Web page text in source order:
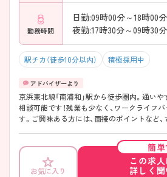
勤務時間
日勤:09時00分～18時00分
夜勤:17時30分～09時30分
駅チカ（徒歩10分以内） 積極採用中
京浜東北線「南浦和」駅から徒歩圏内。通い
相談可能です！残業も少なく、ワークライフ
す。ご興味ある方には、面接のポイントなど
お気に入り
簡単
この求
詳しく